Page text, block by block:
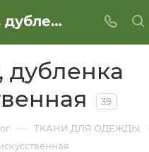
Экомех, дубленка искусственная
дубленка
39
— ТКАНИ ДЛЯ ОДЕЖДЫ